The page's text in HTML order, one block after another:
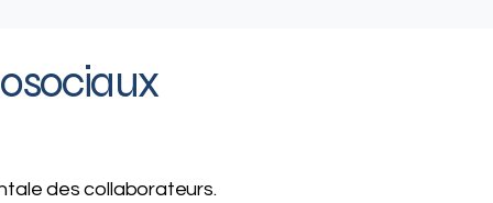
des collaborateurs.